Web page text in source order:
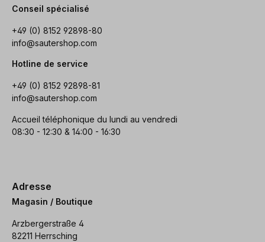
Conseil spécialisé
+49 (0) 8152 92898-80
info@sautershop.com
Hotline de service
+49 (0) 8152 92898-81
info@sautershop.com
Accueil téléphonique du lundi au vendredi
08:30 - 12:30 & 14:00 - 16:30
Adresse
Magasin / Boutique
Arzbergerstraße 4
82211 Herrsching